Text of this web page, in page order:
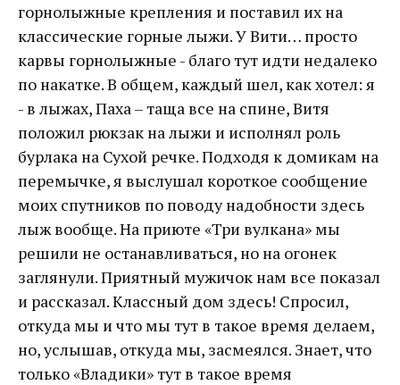
горнолыжные крепления и поставил их на
классические горные лыжи. У Вити… просто
карвы горнолыжные - благо тут идти недалеко
по накатке. В общем, каждый шел, как хотел: я
- в лыжах, Паха – таща все на спине, Витя
положил рюкзак на лыжи и исполнял роль
бурлака на Сухой речке. Подходя к домикам на
перемычке, я выслушал короткое сообщение
моих спутников по поводу надобности здесь
лыж вообще. На приюте «Три вулкана» мы
решили не останавливаться, но на огонек
заглянули. Приятный мужичок нам все показал
и рассказал. Классный дом здесь! Спросил,
откуда мы и что мы тут в такое время делаем,
но, услышав, откуда мы, засмеялся. Знает, что
только «Владики» тут в такое время